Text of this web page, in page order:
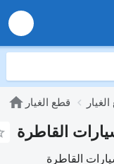
الغيار